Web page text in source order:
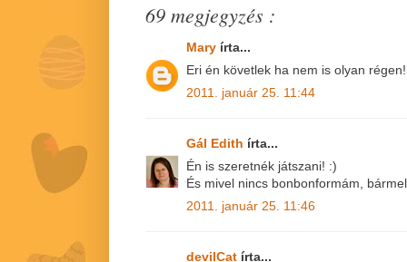
69 megjegyzés :
Mary írta...
Eri én követlek ha nem is olyan
2011. január 25. 11:44
Gál Edith írta...
Én is szeretnék játszani! :)
És mivel nincs bonbonformám,
2011. január 25. 11:46
devilCat írta...